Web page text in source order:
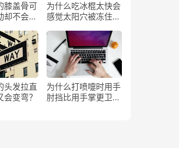
膝盖骨可
却不会掉
为什么吃冰棍太快会
感觉太阳穴被冻住了
头发拉直
变弯？
为什么打喷嚏时用手
肘挡比用手掌更卫